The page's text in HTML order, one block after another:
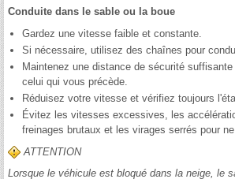
Conduite dans le sable ou la boue
Gardez une vitesse faible et constante.
Si nécessaire, utilisez des chaînes pour
Maintenez une distance de sécurité
celui qui vous précède.
Réduisez votre vitesse et vérifiez toujours
Évitez les vitesses excessives, les
freinages brutaux et les virages serrés pour
ATTENTION
Lorsque le véhicule est bloqué dans la neige, le